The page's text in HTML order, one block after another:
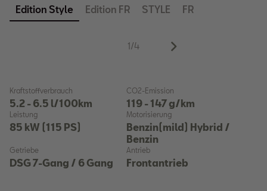
Kraftstoffverbrauch
5.2 - 6.5 l/100km
CO2-Emission
119 - 147 g/km
Leistung
85 kW (115 PS)
Motorisierung
Benzin(mild) Hybrid /
Benzin
Getriebe
DSG 7-Gang / 6 Gang
Antrieb
Frontantrieb
Edition Style Edition FR STYLE FR
1/4